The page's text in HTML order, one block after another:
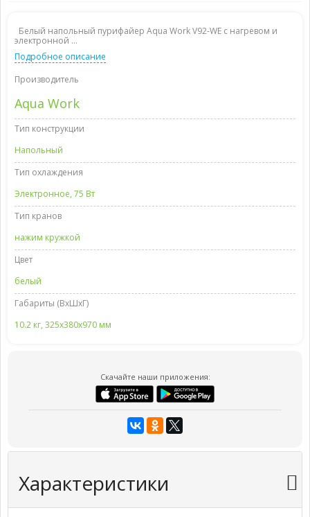
Белый напольный пурифайер Aqua Work V92-WE с нагревом и
электронной ...
Подробное описание
Производитель
Aqua Work
Тип конструкции
Напольный
Тип охлаждения
Электронное, 75 Вт
Тип кранов
нажим кружкой
Цвет
белый
Габариты (ВxШxГ)
10.2 кг, 325х380х970 мм
Скачайте наши приложения:
Характеристики